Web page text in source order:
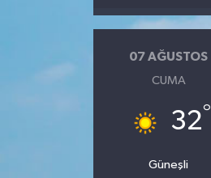
07 AĞUSTOS
CUMA
32°
Güneşli